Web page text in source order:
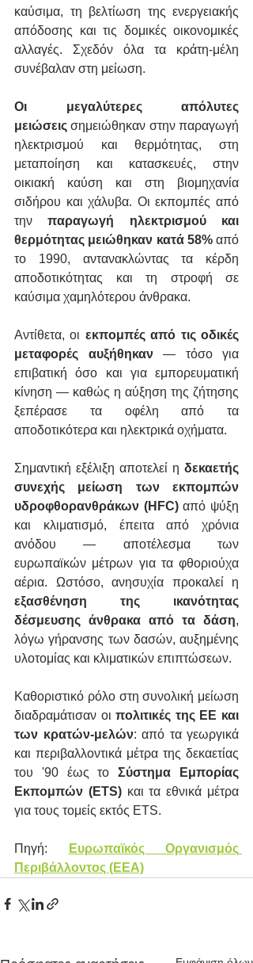
καύσιμα, τη βελτίωση της ενεργειακής
απόδοσης και τις δομικές οικονομικές
αλλαγές. Σχεδόν όλα τα κράτη-μέλη
συνέβαλαν στη μείωση.
Οι μεγαλύτερες απόλυτες
μειώσεις σημειώθηκαν στην παραγωγή
ηλεκτρισμού και θερμότητας, στη
μεταποίηση και κατασκευές, στην
οικιακή καύση και στη βιομηχανία
σιδήρου και χάλυβα. Οι εκπομπές από
την παραγωγή ηλεκτρισμού και
θερμότητας μειώθηκαν κατά 58% από
το 1990, αντανακλώντας τα κέρδη
αποδοτικότητας και τη στροφή σε
καύσιμα χαμηλότερου άνθρακα.
Αντίθετα, οι εκπομπές από τις οδικές
μεταφορές αυξήθηκαν — τόσο για
επιβατική όσο και για εμπορευματική
κίνηση — καθώς η αύξηση της ζήτησης
ξεπέρασε τα οφέλη από τα
αποδοτικότερα και ηλεκτρικά οχήματα.
Σημαντική εξέλιξη αποτελεί η δεκαετής
συνεχής μείωση των εκπομπών
υδροφθορανθράκων (HFC) από ψύξη
και κλιματισμό, έπειτα από χρόνια
ανόδου — αποτέλεσμα των
ευρωπαϊκών μέτρων για τα φθοριούχα
εξασθένηση της ικανότητας
δέσμευσης άνθρακα από τα δάση,
λόγω γήρανσης των δασών, αυξημένης
υλοτομίας και κλιματικών επιπτώσεων.
Καθοριστικό ρόλο στη συνολική μείωση
διαδραμάτισαν οι πολιτικές της ΕΕ και
των κρατών-μελών: από τα γεωργικά
και περιβαλλοντικά μέτρα της δεκαετίας
του '90 έως το Σύστημα Εμπορίας
Εκπομπών (ETS) και τα εθνικά μέτρα
για τους τομείς εκτός ETS.
Πηγή:
Ευρωπαϊκός Οργανισμός
Περιβάλλοντος (EEA)